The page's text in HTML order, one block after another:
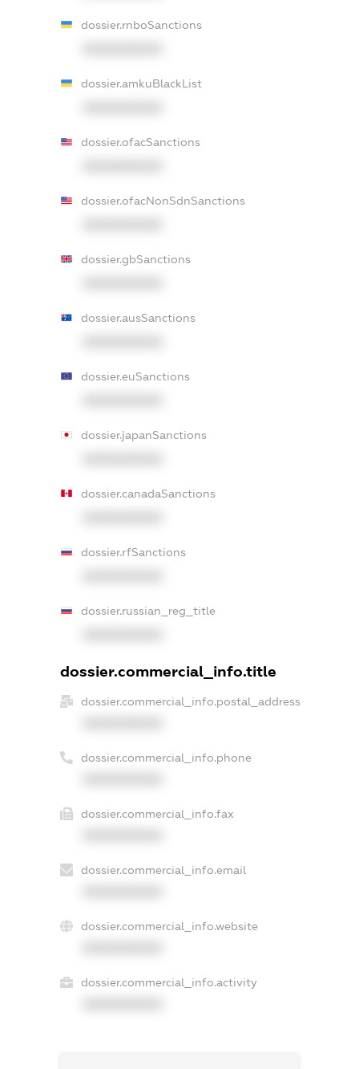
dossier.rnboSanctions
dossier.amkuBlackList
dossier.ofacSanctions
dossier.ofacNonSdnSanctions
dossier.gbSanctions
dossier.ausSanctions
dossier.euSanctions
dossier.japanSanctions
dossier.canadaSanctions
dossier.rfSanctions
dossier.russian_reg_title
dossier.commercial_info.title
dossier.commercial_info.postal_address
dossier.commercial_info.phone
dossier.commercial_info.fax
dossier.commercial_info.email
dossier.commercial_info.website
dossier.commercial_info.activity